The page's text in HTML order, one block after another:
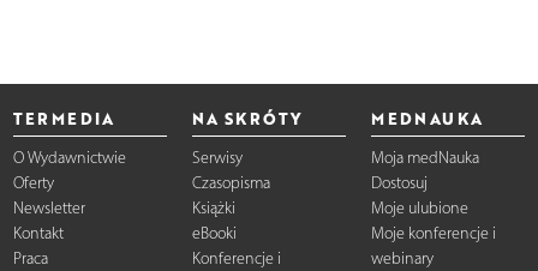
TERMEDIA
O Wydawnictwie
Oferty
Newsletter
Kontakt
Praca
NA SKRÓTY
Serwisy
Czasopisma
Książki
eBooki
Konferencje i
MEDNAUKA
Moja medNauka
Dostosuj
Moje ulubione
Moje konferencje i
webinary